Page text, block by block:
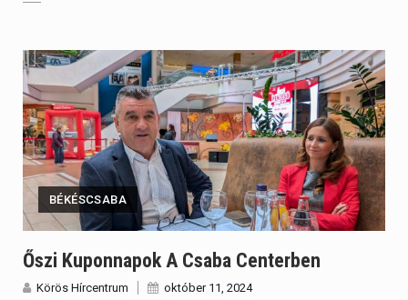
BÉKÉSCSABA
Őszi Kuponnapok A Csaba Centerben
Körös Hírcentrum október 11, 2024